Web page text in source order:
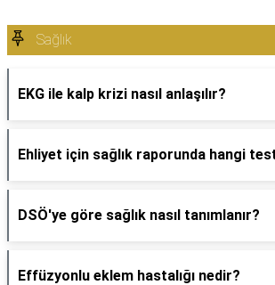
Sağlık
EKG ile kalp krizi nasıl anlaşılır?
Ehliyet için sağlık raporunda hangi
DSÖ'ye göre sağlık nasıl tanımlanır?
Effüzyonlu eklem hastalığı nedir?